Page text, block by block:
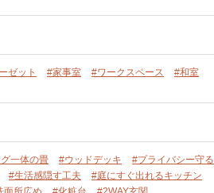
ゼット #家事室 #ワークスペース #和室
一体の畳 #ウッドデッキ
#プライバシー守る
#生活感隠す工夫
#庭にすぐ出れるキッチン